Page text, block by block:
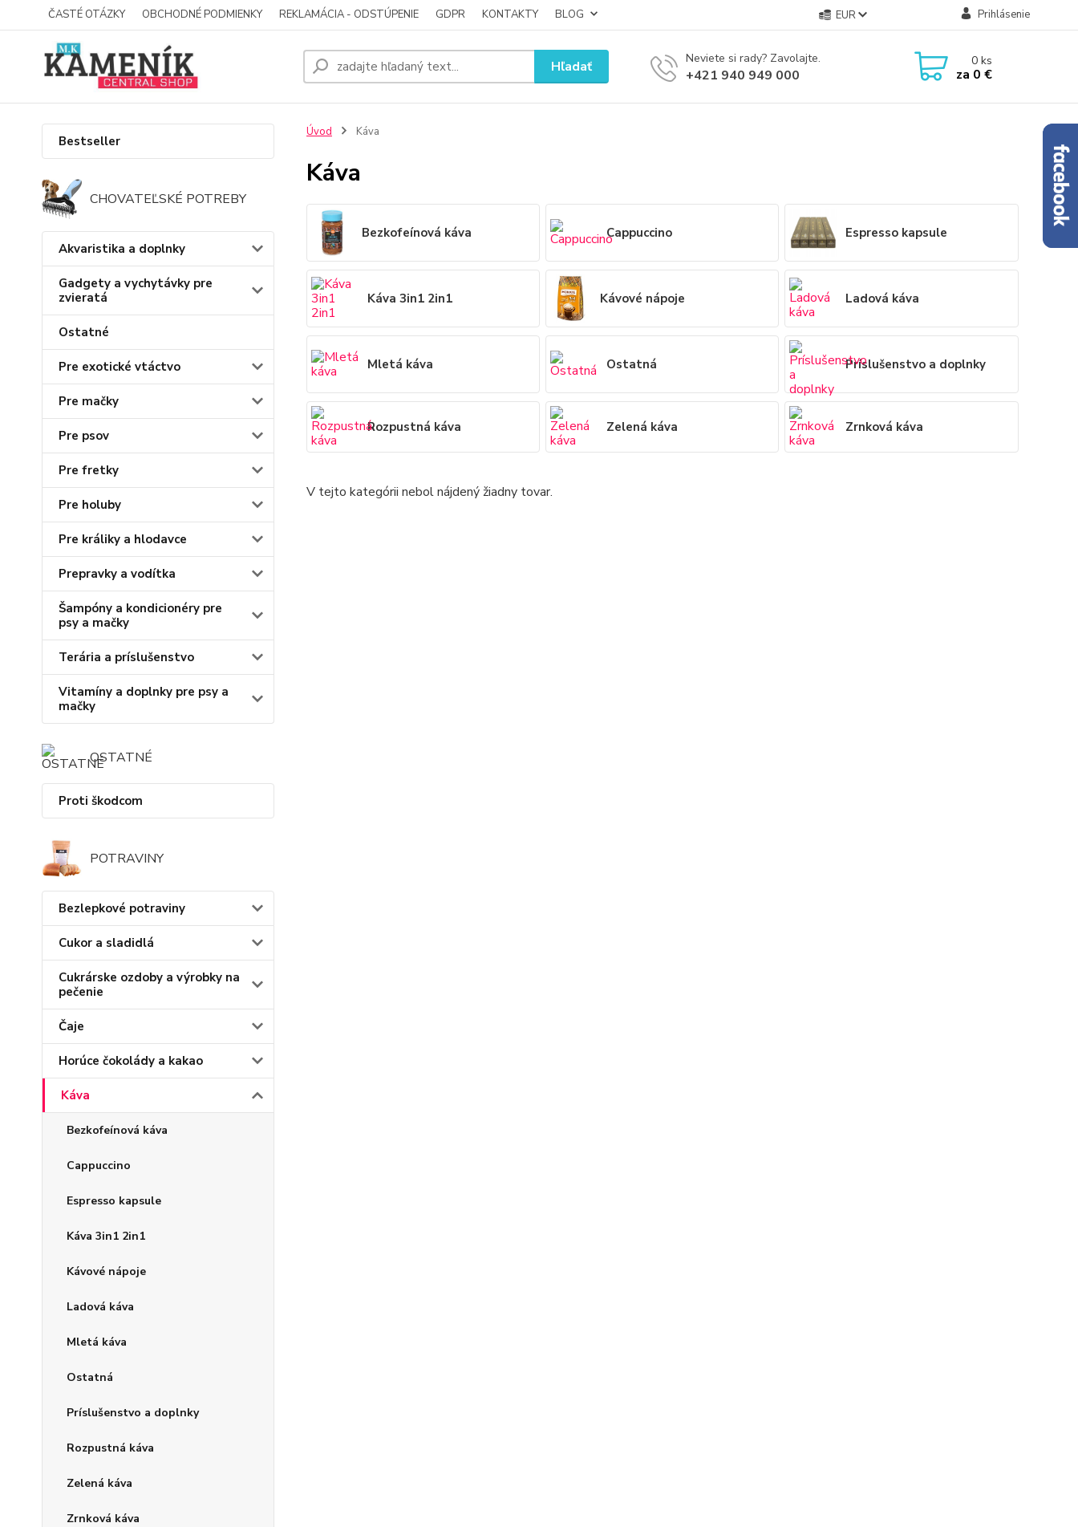
ČASTÉ OTÁZKY OBCHODNÉ PODMIENKY REKLAMÁCIA - ODSTÚPENIE GDPR KONTAKTY BLOG EUR Prihlásenie
Hľadať Neviete si rady? Zavolajte.
+421 940 949 000
0ks
za 0 €
Bestseller
CHOVATEĽSKÉ POTREBY
Akvaristika a doplnky
Gadgety a vychytávky pre
zvieratá
Ostatné
Pre exotické vtáctvo
Pre mačky
Pre psov
Pre fretky
Pre holuby
Pre králiky a hlodavce
Prepravky a vodítka
Šampóny a kondicionéry pre
psy a mačky
Terária a príslušenstvo
Vitamíny a doplnky pre psy a
mačky
OSTATNÉ
Proti škodcom
POTRAVINY
Bezlepkové potraviny
Cukor a sladidlá
Cukrárske ozdoby a výrobky na
pečenie
Čaje
Horúce čokolády a kakao
Káva
Bezkofeínová káva
Cappuccino
Espresso kapsule
Káva 3in1 2in1
Kávové nápoje
Ladová káva
Mletá káva
Ostatná
Príslušenstvo a doplnky
Rozpustná káva
Zelená káva
Zrnková káva
Úvod Káva
Káva
Bezkofeínová káva Cappuccino Espresso kapsule
Káva 3in1 2in1 Kávové nápoje Ladová káva
Mletá káva Ostatná Príslušenstvo a doplnky
Rozpustná káva Zelená káva Zrnková káva
V tejto kategórii nebol nájdený žiadny tovar.